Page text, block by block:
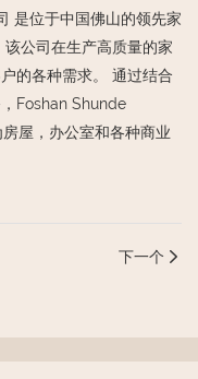
是位于中国佛山的领先家
公司在生产高质量的家
的各种需求。 通过结合
Foshan Shunde
屋，办公室和各种商业
下一个